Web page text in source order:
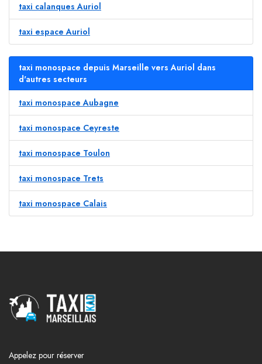
taxi calanques Auriol
taxi espace Auriol
taxi monospace depuis Marseille vers Auriol dans
d'autres secteurs
taxi monospace Aubagne
taxi monospace Ceyreste
taxi monospace Toulon
taxi monospace Trets
taxi monospace Calais
Appelez pour réserver